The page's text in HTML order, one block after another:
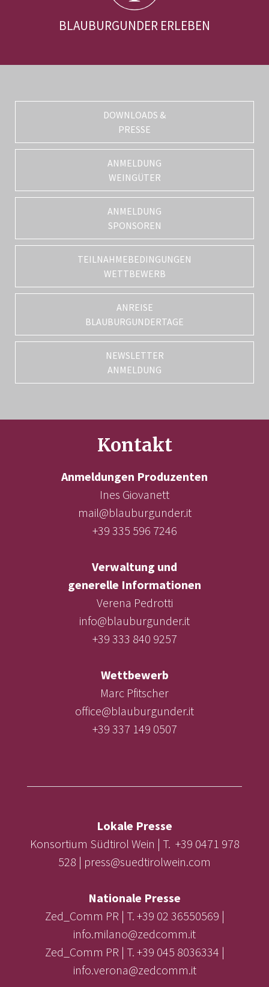
BLAUBURGUNDER ERLEBEN
DOWNLOADS &
PRESSE
ANMELDUNG
WEINGÜTER
ANMELDUNG
SPONSOREN
TEILNAHMEBEDINGUNGEN
WETTBEWERB
ANREISE
BLAUBURGUNDERTAGE
NEWSLETTER
ANMELDUNG
Kontakt
Anmeldungen Produzenten
Ines Giovanett
mail@blauburgunder.it
+39 335 596 7246
Verwaltung und
generelle Informationen
Verena Pedrotti
info@blauburgunder.it
+39 333 840 9257
Wettbewerb
Marc Pfitscher
office@blauburgunder.it
+39 337 149 0507
Lokale Presse
Konsortium Südtirol Wein | T. +39 0471 978
528 | press@suedtirolwein.com
Nationale Presse
Zed_Comm PR | T. +39 02 36550569 |
info.milano@zedcomm.it
Zed_Comm PR | T. +39 045 8036334 |
info.verona@zedcomm.it